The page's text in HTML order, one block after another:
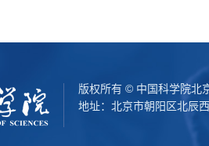
版权所有 © 中国科学院
地址：北京市朝阳区北